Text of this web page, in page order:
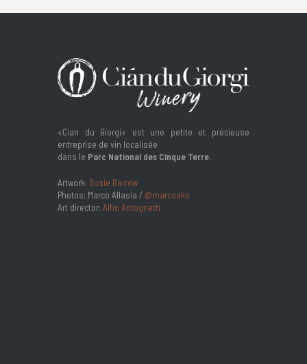
«Cian du Giorgi» est une petite et précieuse
entreprise de vin localisée
dans le Parc National des Cinque Terre.
Artwork: Susie Barrow
Photos: Marco Allasia / @marcoako
Art director: Alfio Antognetti